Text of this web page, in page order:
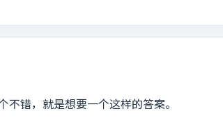
不错，就是想要一个这样的答案。